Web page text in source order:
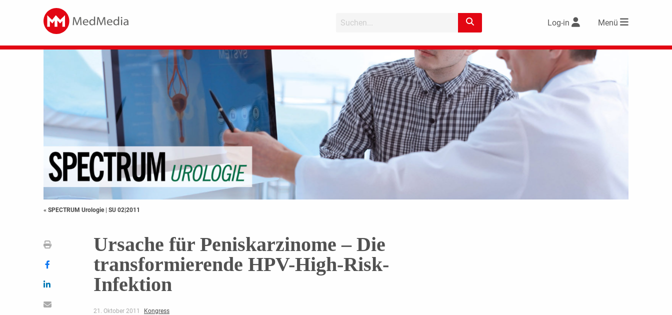
Log-in Menü
« SPECTRUM Urologie | SU 02|2011
Ursache für Peniskarzinome – Die
transformierende HPV-High-Risk-
Infektion
21. Oktober 2011 Kongress